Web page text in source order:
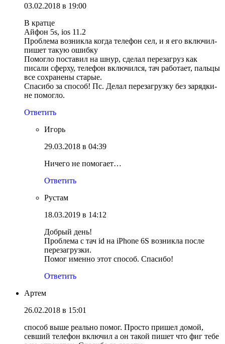
03.02.2018 в 19:00
В кратце
Айфон 5s, ios 11.2
Проблема возникла когда телефон сел, и я его включил-
пишет такую ошибку
Помогло поставил на шнур, сделал перезагруз как
писали сферху, телефон включился, тач работает, пальцы
все сохранены старые.
Спасибо за способ! Пс. Делал перезагрузку без зарядки-
не помогло.
Ответить
Игорь
29.03.2018 в 04:39
Ничего не помогает…
Ответить
Рустам
18.03.2019 в 14:12
Добрый день!
Проблема с тач id на iPhone 6S возникла после
перезагрузки.
Помог именно этот способ. Спасибо!
Ответить
Артем
26.02.2018 в 15:01
способ выше реально помог. Просто пришел домой,
севший телефон включил а он такой пишет что фиг тебе